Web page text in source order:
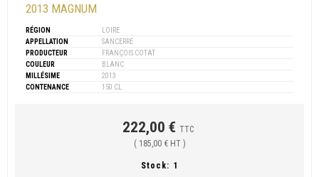
2013 MAGNUM
RÉGION
LOIRE
APPELLATION
SANCERRE
PRODUCTEUR
FRANÇOIS COTAT
COULEUR
BLANC
MILLÉSIME
2013
CONTENANCE
150 CL
222,00 € TTC
( 185,00 € HT )
Stock: 1